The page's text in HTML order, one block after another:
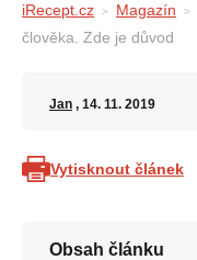
iRecept.cz Magazín
člověka. Zde je důvod
Jan , 14. 11. 2019
Vytisknout článek
Obsah článku